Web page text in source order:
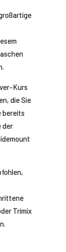
Kurs
die Sie
bereits
der
Trimix